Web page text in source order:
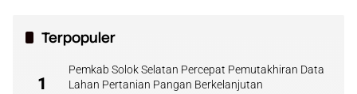
Terpopuler
1
Pemkab Solok Selatan Percepat Pemutakhiran Data
Lahan Pertanian Pangan Berkelanjutan